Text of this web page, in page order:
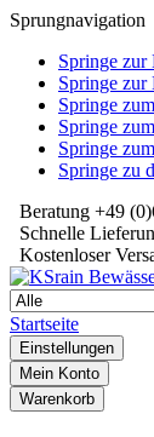
Sprungnavigation
Springe zur
Springe zur
Springe
Springe
Springe
Springe zu
Beratung +49
Schnelle
Kostenloser
Startseite
Einstellungen
Mein Konto
Warenkorb